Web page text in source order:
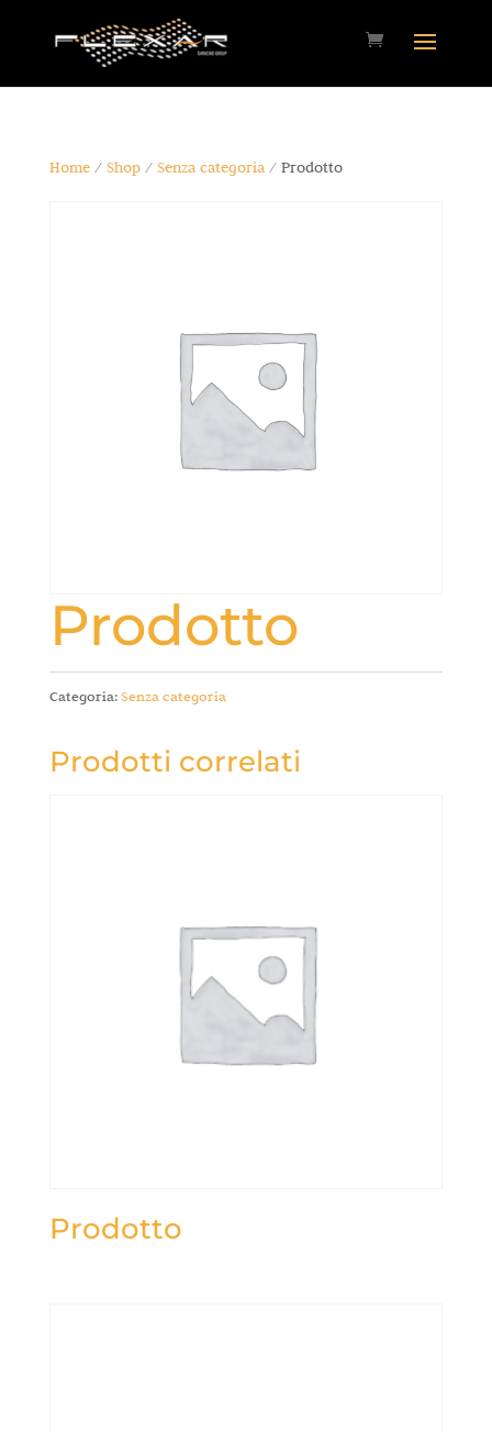
Home/ Shop/ Senza categoria/ Prodotto
Prodotto
Categoria:Senza categoria
Prodotti correlati
Prodotto